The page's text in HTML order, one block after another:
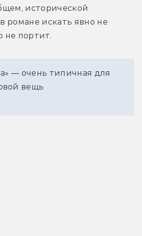
исторической
романе искать явно не
не портит.
— очень типичная для
вещь